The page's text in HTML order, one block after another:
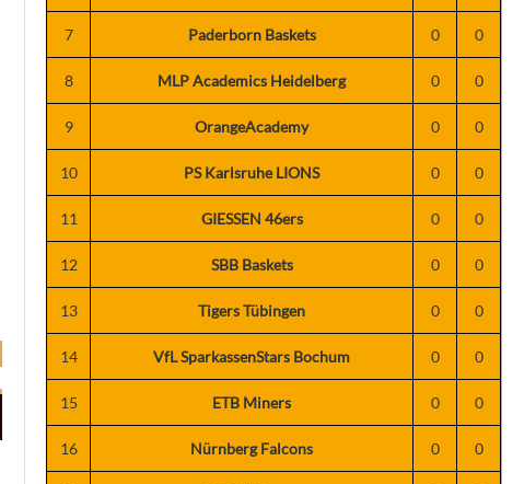
7 Paderborn Baskets 0 0
8 MLP Academics Heidelberg 0 0
9 OrangeAcademy 0 0
10 PS Karlsruhe LIONS 0 0
11 GIESSEN 46ers 0 0
12 SBB Baskets 0 0
13 Tigers Tübingen 0 0
14 VfL SparkassenStars Bochum 0 0
15 ETB Miners 0 0
16 Nürnberg Falcons 0 0